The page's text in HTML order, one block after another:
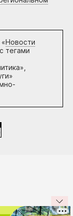
Новости
тегами